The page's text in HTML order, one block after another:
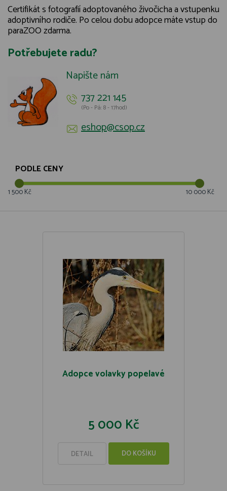
Certifikát s fotografií adoptovaného živočicha a vstupenku
adoptivního rodiče. Po celou dobu adopce máte vstup do
paraZOO zdarma.
Potřebujete radu?
Napište nám
737 221 145
(Po - Pá: 8 - 17hod)
eshop@csop.cz
PODLE CENY
1 500 Kč 10 000 Kč
Adopce volavky popelavé
5 000 Kč
DETAIL DO KOŠÍKU